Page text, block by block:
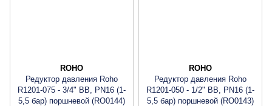
ROHO
Редуктор давления Roho
R1201-075 - 3/4" ВВ, PN16 (1-
5,5 бар) поршневой (RO0144)
ROHO
Редуктор давления Roho
R1201-050 - 1/2" ВВ, PN16 (1-
5,5 бар) поршневой (RO0143)